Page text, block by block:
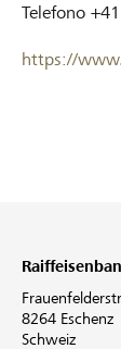
Telefono
https://
8264 Eschenz
Schweiz